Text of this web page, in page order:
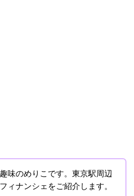
味のめりこです。東京駅周辺
ィナンシェをご紹介します。